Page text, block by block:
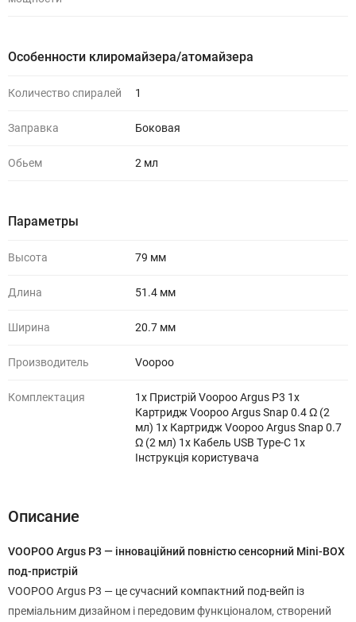
Особенности клиромайзера/атомайзера
Количество спиралей 1
Заправка Боковая
Обьем 2 мл
Параметры
Высота 79 мм
Длина 51.4 мм
Ширина 20.7 мм
Производитель Voopoo
Комплектация
1x Пристрій Voopoo Argus P3 1x
Картридж Voopoo Argus Snap 0.4 Ω (2
мл) 1x Картридж Voopoo Argus Snap 0.7
Ω (2 мл) 1x Кабель USB Type-C 1x
Інструкція користувача
Описание
VOOPOO Argus P3 — інноваційний повністю сенсорний Mini-BOX
под-пристрій
VOOPOO Argus P3 — це сучасний компактний под-вейп із
преміальним дизайном і передовим функціоналом, створений